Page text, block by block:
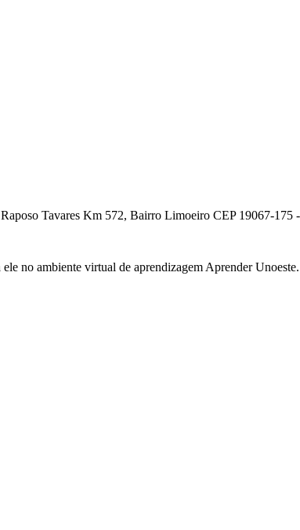
Tavares Km 572, Bairro Limoeiro CEP 19067-175
no ambiente virtual de aprendizagem Aprender